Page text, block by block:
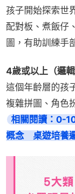
孩子開始探索世
配對板、煮飯仔
圖，有助訓練手
4歲或以上（邏
這個年齡層的孩
複雜拼圖、角色
相關閱讀：0-
概念　桌遊培養